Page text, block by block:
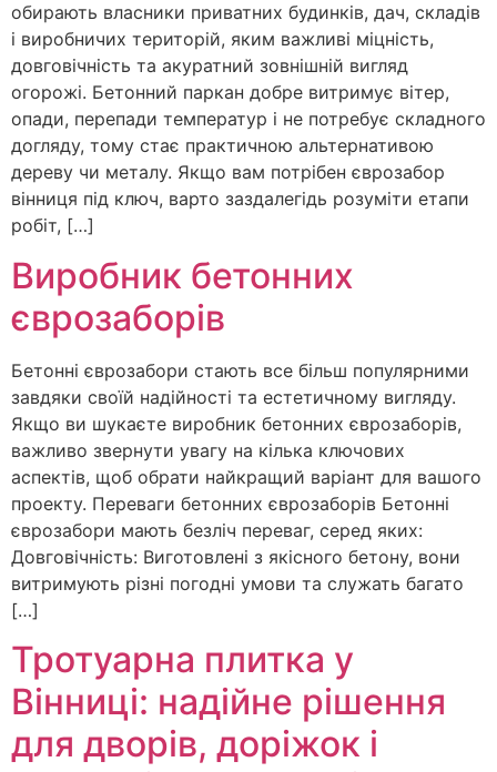
обирають власники приватних будинків, дач, складів
і виробничих територій, яким важливі міцність,
довговічність та акуратний зовнішній вигляд
огорожі. Бетонний паркан добре витримує вітер,
опади, перепади температур і не потребує складного
догляду, тому стає практичною альтернативою
дереву чи металу. Якщо вам потрібен єврозабор
вінниця під ключ, варто заздалегідь розуміти етапи
робіт, […]
Виробник бетонних
єврозаборів
Бетонні єврозабори стають все більш популярними
завдяки своїй надійності та естетичному вигляду.
Якщо ви шукаєте виробник бетонних єврозаборів,
важливо звернути увагу на кілька ключових
аспектів, щоб обрати найкращий варіант для вашого
проекту. Переваги бетонних єврозаборів Бетонні
єврозабори мають безліч переваг, серед яких:
Довговічність: Виготовлені з якісного бетону, вони
витримують різні погодні умови та служать багато
[…]
Тротуарна плитка у
Вінниці: надійне рішення
для дворів, доріжок і